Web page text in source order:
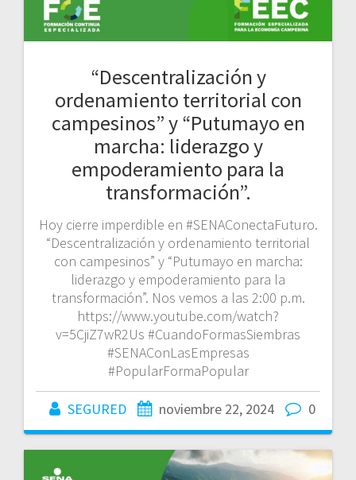
“Descentralización y
ordenamiento territorial con
campesinos” y “Putumayo en
marcha: liderazgo y
empoderamiento para la
transformación”.
Hoy cierre imperdible en #SENAConectaFuturo.
“Descentralización y ordenamiento territorial
con campesinos” y “Putumayo en marcha:
liderazgo y empoderamiento para la
transformación”. Nos vemos a las 2:00 p.m.
https://www.youtube.com/watch?
v=5CjiZ7wR2Us #CuandoFormasSiembras
#SENAConLasEmpresas
#PopularFormaPopular
SEGURED noviembre 22, 2024 0